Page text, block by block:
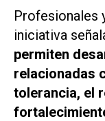
Profesionales
iniciativa
permiten
relacionadas
tolerancia, el